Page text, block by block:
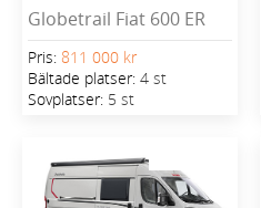
Globetrail Fiat 600 ER
Pris: 811 000 kr
Bältade platser: 4 st
Sovplatser: 5 st